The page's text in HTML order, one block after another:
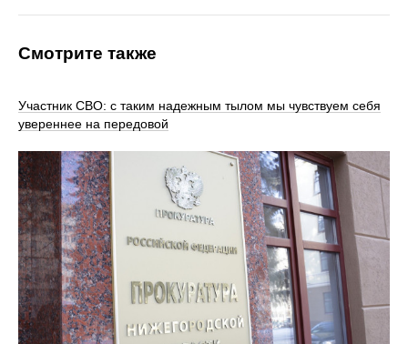
Смотрите также
Участник СВО: с таким надежным тылом мы чувствуем себя
увереннее на передовой